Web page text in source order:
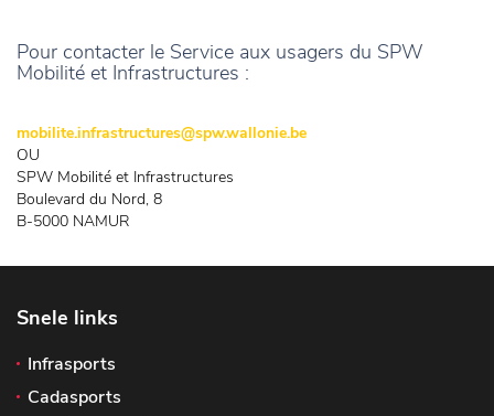
Pour contacter le Service aux usagers du SPW
Mobilité et Infrastructures :
mobilite.infrastructures@spw.wallonie.be
OU
SPW Mobilité et Infrastructures
Boulevard du Nord, 8
B-5000 NAMUR
Snele links
Infrasports
Cadasports